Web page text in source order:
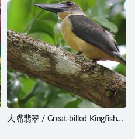
大嘴翡翠 / Great-billed Kingfisher